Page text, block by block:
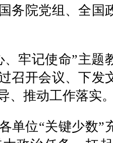
务院党组、全国
牢记使命”主题
召开会议、下发
、推动工作落实
位“关键少数”